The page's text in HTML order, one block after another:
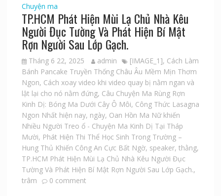
Chuyện ma
TP.HCM Phát Hiện Mùi Lạ Chủ Nhà Kêu
Người Đục Tường Và Phát Hiện Bí Mật
Rợn Người Sau Lớp Gạch.
Tháng 6 22, 2025 admin [IMAGE_1], Cách Làm
Bánh Pancake Truyền Thống Châu Âu Mềm Mịn Thơm
Ngon, Cách xoay video khi video quay bị nằm ngan và
lật lại cho nó nằm đứng, Câu Chuyện Ma Rùng Rợn
Kinh Dị: Bóng Ma Dưới Cây Ô Môi, Công Thức Lasagna
Ngon Nhất hiện nay, ngày, Oan Hồn Ma Nữ khiến
Nhiều Người Treo ổ - Chuyện Ma Kinh Dị Tại Tháp
Mười, Phát Hiện Thi Thể Học Sinh Trong Trường –
Hung Thủ Khiến Công An Cực Bất Ngờ, speaker, thằng,
TP.HCM Phát Hiện Mùi Lạ Chủ Nhà Kêu Người Đục
Tường Và Phát Hiện Bí Mật Rợn Người Sau Lớp Gạch.,
trâm
0 comment